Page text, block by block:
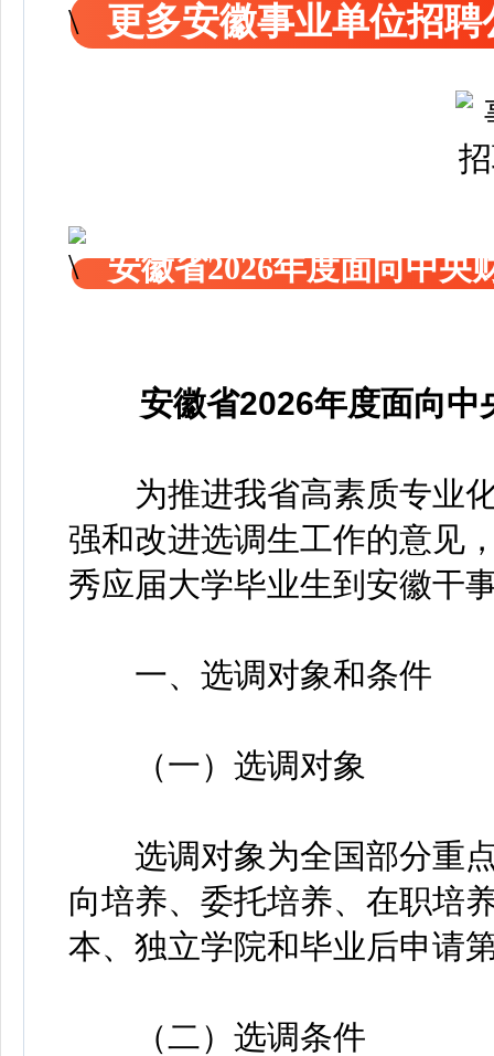
更多安徽事业单位招聘
安徽省2026年度面向中央
安徽省2026年度面向
为推进我省高素质专业化
强和改进选调生工作的意见
秀应届大学毕业生到安徽干
一、选调对象和条件
（一）选调对象
选调对象为全国部分重点
向培养、委托培养、在职培
本、独立学院和毕业后申请
（二）选调条件